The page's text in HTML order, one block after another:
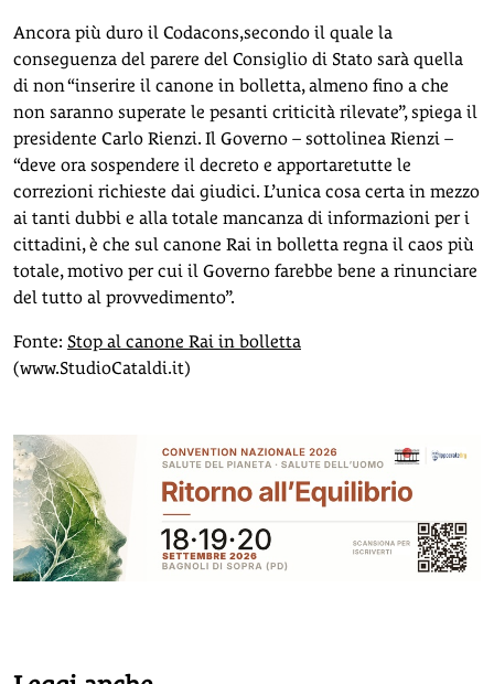
Ancora più duro il Codacons,secondo il quale la
conseguenza del parere del Consiglio di Stato sarà quella
di non “inserire il canone in bolletta, almeno fino a che
non saranno superate le pesanti criticità rilevate”, spiega il
presidente Carlo Rienzi. Il Governo – sottolinea Rienzi –
“deve ora sospendere il decreto e apportaretutte le
correzioni richieste dai giudici. L’unica cosa certa in mezzo
ai tanti dubbi e alla totale mancanza di informazioni per i
cittadini, è che sul canone Rai in bolletta regna il caos più
totale, motivo per cui il Governo farebbe bene a rinunciare
del tutto al provvedimento”.
Fonte: Stop al canone Rai in bolletta
(www.StudioCataldi.it)